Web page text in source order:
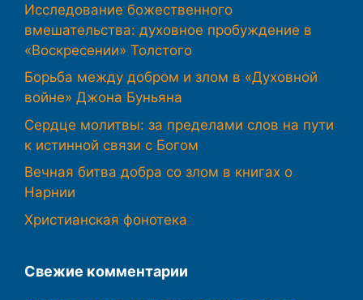
Исследование божественного
вмешательства: духовное пробуждение в
«Воскресении» Толстого
Борьба между добром и злом в «Духовной
войне» Джона Буньяна
Сердце молитвы: за пределами слов на пути
к истинной связи с Богом
Вечная битва добра со злом в книгах о
Нарнии
Христианская фонотека
Свежие комментарии